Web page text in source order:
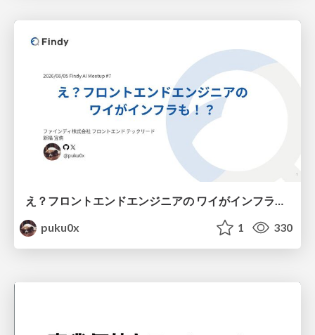
え？フロントエンドエンジニアの ワイがインフラも！？
puku0x
1 330